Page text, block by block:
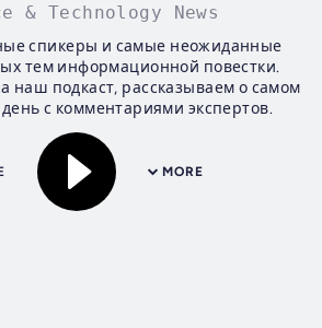
& Technology News
спикеры и самые неожиданные
тем информационной повестки.
наш подкаст, рассказываем о самом
с комментариями экспертов.
MORE